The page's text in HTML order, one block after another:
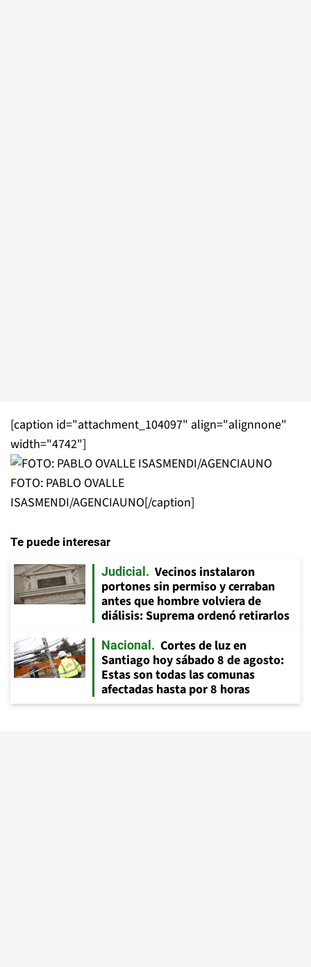
[caption id="attachment_104097" align="alignnone"
width="4742"]
FOTO: PABLO OVALLE
ISASMENDI/AGENCIAUNO[/caption]
Te puede interesar
Judicial
Vecinos instalaron
portones sin permiso y cerraban
antes que hombre volviera de
diálisis: Suprema ordenó retirarlos
Nacional
Cortes de luz en
Santiago hoy sábado 8 de agosto:
Estas son todas las comunas
afectadas hasta por 8 horas